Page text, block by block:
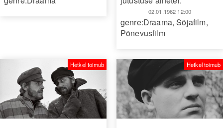
02.01.1962 12:00
genre:Draama,Sõjafilm,
Põnevusfilm
Hetkel toimub Hetkel toimub